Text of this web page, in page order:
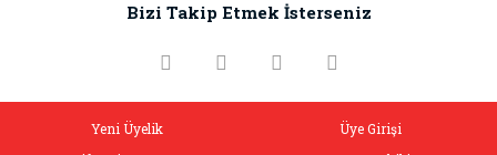
Ürün bilgilerinde hatalar bulunuyor.
Bizi Takip Etmek İsterseniz
Yeni Üyelik
Üye Girişi